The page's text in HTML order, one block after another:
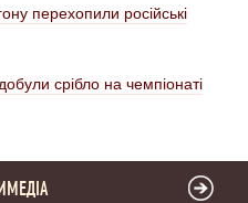
перехопили російські
срібло на чемпіонаті